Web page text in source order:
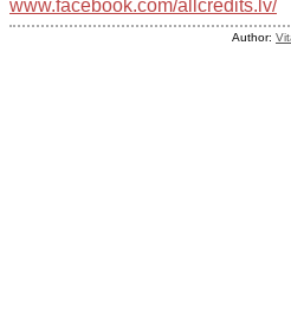
www.facebook.com/allcredits.lv/
Author: